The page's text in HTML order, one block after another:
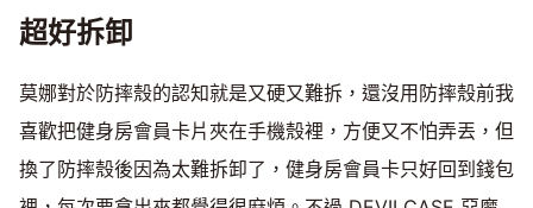
超好拆卸
莫娜對於防摔殼的認知就是又硬又難拆，還沒用防摔殼前我
喜歡把健身房會員卡片夾在手機殼裡，方便又不怕弄丟，但
換了防摔殼後因為太難拆卸了，健身房會員卡只好回到錢包